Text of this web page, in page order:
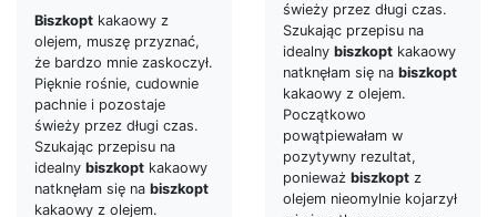
świeży przez długi czas.
Szukając przepisu na
idealny biszkopt kakaowy
natknęłam się na biszkopt
kakaowy z olejem.
Początkowo
powątpiewałam w
pozytywny rezultat,
ponieważ biszkopt z
olejem nieomylnie kojarzył
Biszkopt kakaowy z
olejem, muszę przyznać,
że bardzo mnie zaskoczył.
Pięknie rośnie, cudownie
pachnie i pozostaje
świeży przez długi czas.
Szukając przepisu na
idealny biszkopt kakaowy
natknęłam się na biszkopt
kakaowy z olejem.